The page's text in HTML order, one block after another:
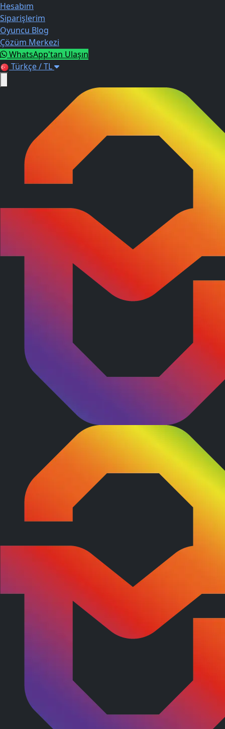
Hesabım
Siparişlerim
Oyuncu Blog
Çözüm Merkezi
WhatsApp'tan Ulaşın
Türkçe / TL